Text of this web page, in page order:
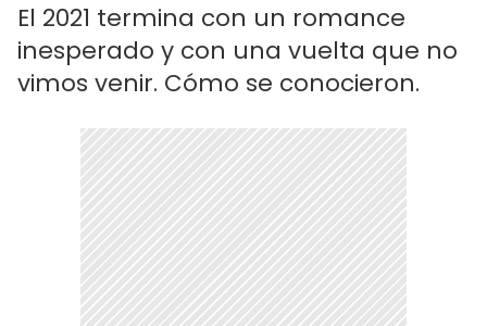
El 2021 termina con un romance
inesperado y con una vuelta que no
vimos venir. Cómo se conocieron.